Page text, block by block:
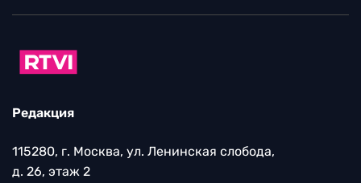
Редакция
115280, г. Москва, ул. Ленинская слобода,
д. 26, этаж 2